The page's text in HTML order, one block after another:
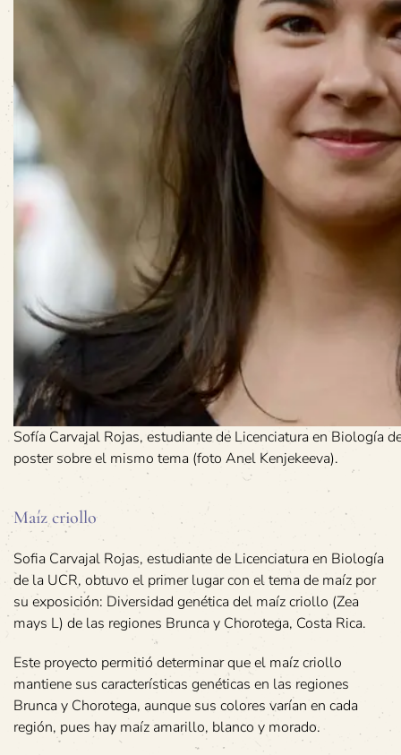
Sofía Carvajal Rojas, estudiante de Licenciatura en Biología
poster sobre el mismo tema (foto Anel Kenjekeeva).
Maíz criollo
Sofia Carvajal Rojas, estudiante de Licenciatura en Biología
de la UCR, obtuvo el primer lugar con el tema de maíz por
su exposición: Diversidad genética del maíz criollo (Zea
mays L) de las regiones Brunca y Chorotega, Costa Rica.
Este proyecto permitió determinar que el maíz criollo
mantiene sus características genéticas en las regiones
Brunca y Chorotega, aunque sus colores varían en cada
región, pues hay maíz amarillo, blanco y morado.